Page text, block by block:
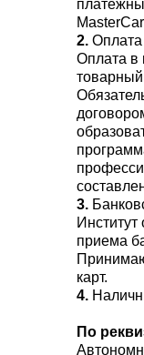
2. Оплата
Оплата в
3.
Институт
приема
карт.
4.
По